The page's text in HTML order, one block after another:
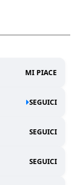
MI PIACE
SEGUICI
SEGUICI
SEGUICI